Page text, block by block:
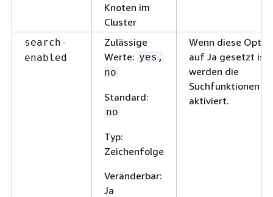
Knoten im
Cluster
search-
enabled
Zulässige
Werte: yes,
no
Standard:
no
Typ:
Zeichenfolge
Veränderbar:
Ja
Wenn diese
auf Ja gesetzt ist,
werden die
Suchfunktionen
aktiviert.